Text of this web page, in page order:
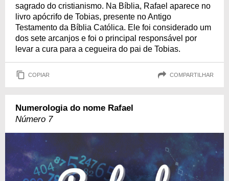
sagrado do cristianismo. Na Bíblia, Rafael aparece no
livro apócrifo de Tobias, presente no Antigo
Testamento da Bíblia Católica. Ele foi considerado um
dos sete arcanjos e foi o principal responsável por
levar a cura para a cegueira do pai de Tobias.
COPIAR COMPARTILHAR
Numerologia do nome Rafael
Número 7